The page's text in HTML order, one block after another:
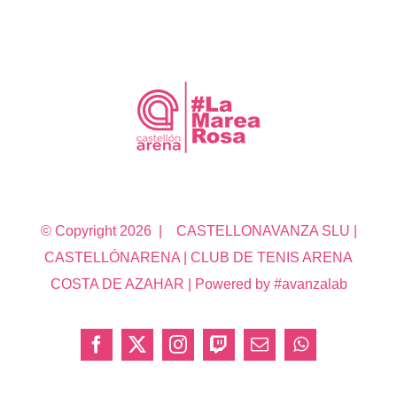
© Copyright 2026 | CASTELLONAVANZA SLU |
CASTELLÓNARENA | CLUB DE TENIS ARENA
COSTA DE AZAHAR | Powered by #avanzalab
Facebook
X InstagramTwitchCorreoWhatsApp